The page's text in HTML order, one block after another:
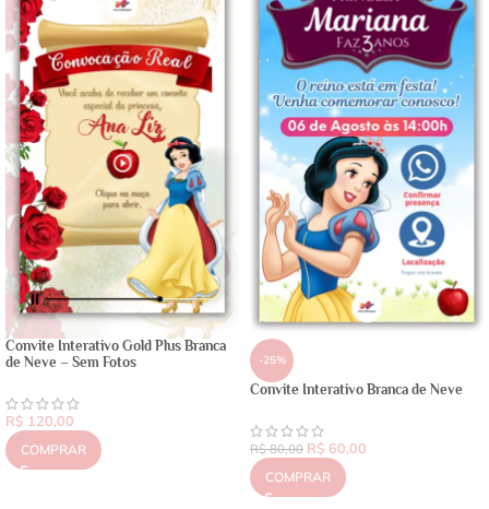
Convite Interativo Gold Plus Branca
de Neve – Sem Fotos
R$ 120,00
COMPRAR
-25%
Convite Interativo Branca de Neve
R$80,00 R$ 60,00
COMPRAR